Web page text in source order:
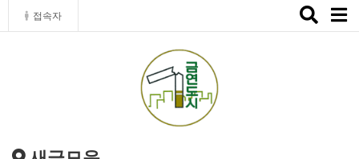
접속자
Toggle